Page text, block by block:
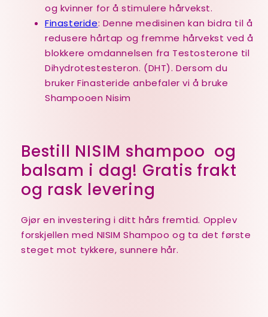
og kvinner for å stimulere hårvekst.
Finasteride: Denne medisinen kan bidra til å
redusere hårtap og fremme hårvekst ved å
blokkere omdannelsen fra Testosterone til
Dihydrotestesteron. (DHT). Dersom du
bruker Finasteride anbefaler vi å bruke
Shampooen Nisim
Bestill NISIM shampoo og
balsam i dag! Gratis frakt
og rask levering
Gjør en investering i ditt hårs fremtid. Opplev
forskjellen med NISIM Shampoo og ta det første
steget mot tykkere, sunnere hår.